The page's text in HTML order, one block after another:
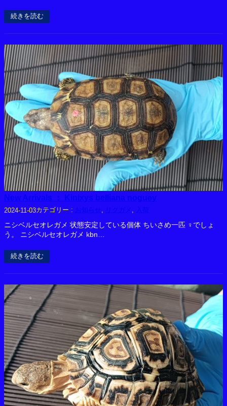
続きを読む
New Arrivals ： Kinixys belliana noguey
2024-11-03カテゴリー : お知らせ, リクガメ , 入荷
ニシベルセオレガメ 状態安定している個体 ちいさめ一匹 ♀でしょ
う。 ニシベルセオレガメ kbn…
続きを読む